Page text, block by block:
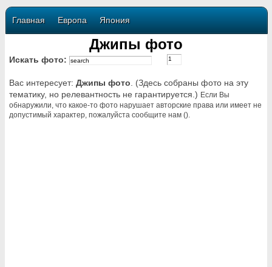
Главная Европа Япония
Джипы фото
Искать фото:
Вас интересует: Джипы фото . (Здесь собраны фото на эту
тематику, но релевантность не гарантируется.) Если Вы
обнаружили, что какое-то фото нарушает авторские права или имеет не
допустимый характер, пожалуйста сообщите нам ().